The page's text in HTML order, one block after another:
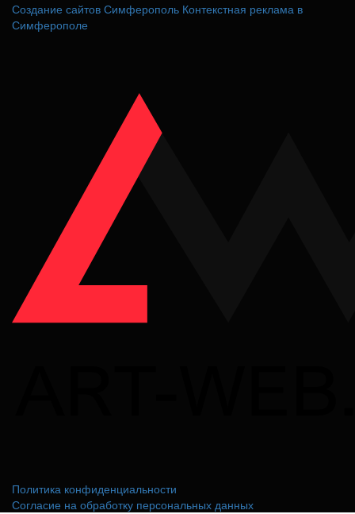
Создание сайтов Симферополь Контекстная реклама в
Симферополе
Политика конфиденциальности
Согласие на обработку персональных данных